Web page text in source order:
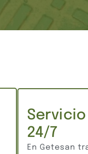
24/7
En Getesan